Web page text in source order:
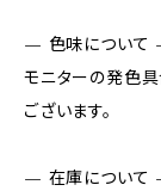
— 色味について
モニターの発色具
ございます。
— 在庫について